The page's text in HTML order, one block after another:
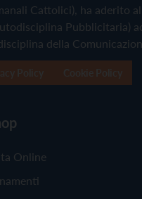
Cattolici), ha aderito
Pubblicitaria)
della
Online